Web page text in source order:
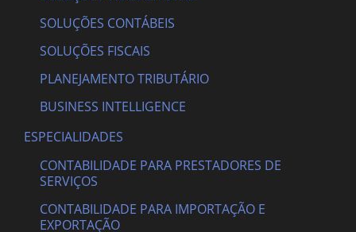
SOLUÇÕES CONTÁBEIS
SOLUÇÕES FISCAIS
PLANEJAMENTO TRIBUTÁRIO
BUSINESS INTELLIGENCE
ESPECIALIDADES
CONTABILIDADE PARA PRESTADORES DE
SERVIÇOS
CONTABILIDADE PARA IMPORTAÇÃO E
EXPORTAÇÃO